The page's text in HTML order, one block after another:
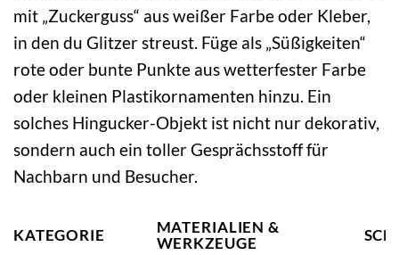
mit „Zuckerguss“ aus weißer Farbe oder Kleber,
in den du Glitzer streust. Füge als „Süßigkeiten“
rote oder bunte Punkte aus wetterfester Farbe
oder kleinen Plastikornamenten hinzu. Ein
solches Hingucker-Objekt ist nicht nur dekorativ,
sondern auch ein toller Gesprächsstoff für
Nachbarn und Besucher.
KATEGORIE
MATERIALIEN &
WERKZEUGE